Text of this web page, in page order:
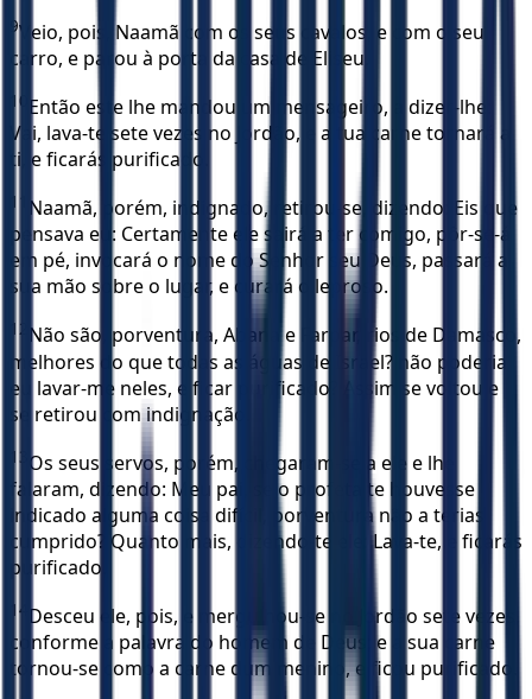
9Veio, pois, Naamã com os seus cavalos, e com o seu
carro, e parou à porta da casa de Eliseu.
10 Então este lhe mandou um mensageiro, a dizer-lhe:
Vai, lava-te sete vezes no Jordão, e a tua carne tornará a
ti, e ficarás purificado.
11
Naamã, porém, indignado, retirou-se, dizendo: Eis que
pensava eu: Certamente ele sairá a ter comigo, pôr-se-á
em pé, invocará o nome do Senhor seu Deus, passará a
sua mão sobre o lugar, e curará o leproso.
12 Não são, porventura, Abana e Farpar, rios de Damasco,
melhores do que todas as águas de Israel? não poderia
eu lavar-me neles, e ficar purificado? Assim se voltou e
se retirou com indignação.
13 Os seus servos, porém, chegaram-se a ele e lhe
falaram, dizendo: Meu pai, se o profeta te houvesse
indicado alguma coisa difícil, porventura não a terias
cumprido? Quanto mais, dizendo-te ele: Lava-te, e ficarás
purificado.
14 Desceu ele, pois, e mergulhou-se no Jordão sete vezes,
conforme a palavra do homem de Deus; e a sua carne
tornou-se como a carne dum menino, e ficou purificado.